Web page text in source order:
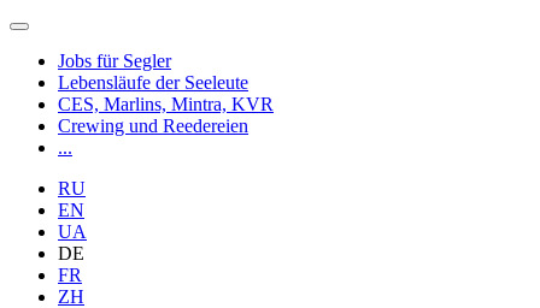
Jobs für Segler
Lebensläufe der Seeleute
CES, Marlins, Mintra, KVR
Crewing und Reedereien
...
RU
EN
UA
DE
FR
ZH